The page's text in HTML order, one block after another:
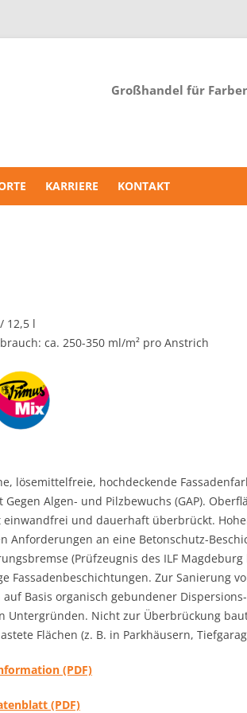
Großhandel für
KARRIERE KONTAKT
12,5 l
ca. 250-350 ml/m² pro Anstrich
lösemittelfreie, hochdeckende
Gegen Algen- und Pilzbewuchs (GAP).
einwandfrei und dauerhaft überbrückt.
Anforderungen an eine Betonschutz-
(Prüfzeugnis des ILF
Fassadenbeschichtungen. Zur Sanierung
auf Basis organisch gebundener
Untergründen. Nicht zur Überbrückung
Flächen (z. B. in Parkhäusern,
(PDF)
(PDF)